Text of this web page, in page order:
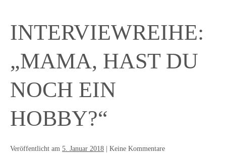
INTERVIEWREIHE:
„MAMA, HAST DU
NOCH EIN
HOBBY?“
Veröffentlicht am 5. Januar 2018 Keine Kommentare